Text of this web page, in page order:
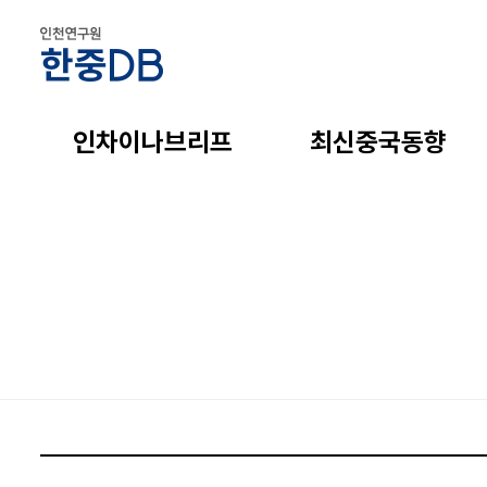
인차이나브리프 최신중국동향